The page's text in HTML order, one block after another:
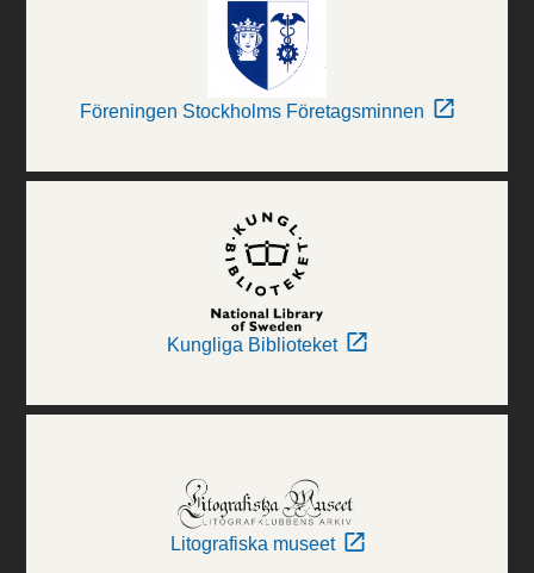
Föreningen Stockholms Företagsminnen
Kungliga Biblioteket
Litografiska museet